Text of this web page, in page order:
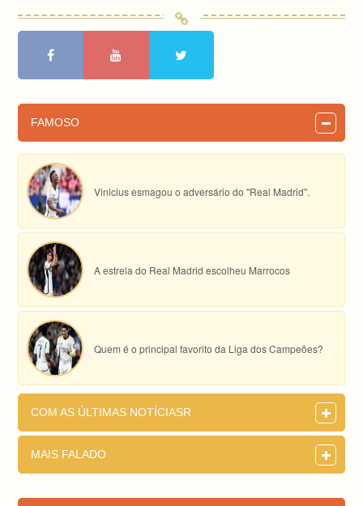
FAMOSO
Vinicius esmagou o adversário do "Real Madrid".
A estrela do Real Madrid escolheu Marrocos
Quem é o principal favorito da Liga dos Campeões?
COM AS ÚLTIMAS NOTÍCIASR
MAIS FALADO